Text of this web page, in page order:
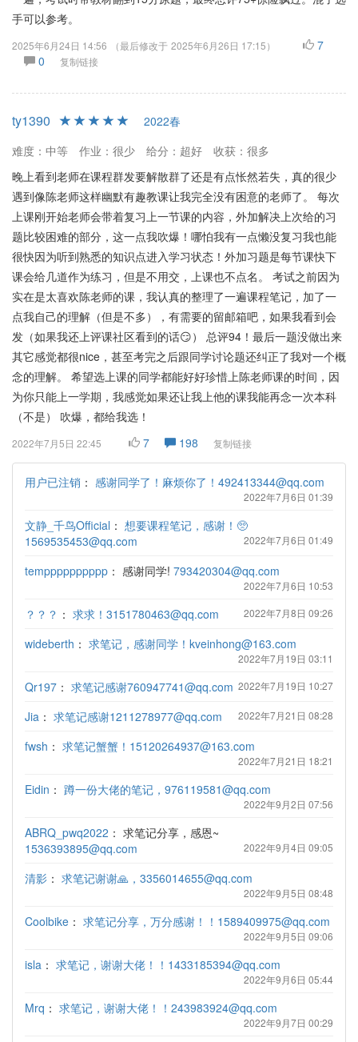
手可以参考。
2025年6月24日 14:56 （最后修改于 2025年6月26日 17:15）
7
0
复制链接
ty1390
2022春
难度：中等
作业：很少 给分：超好
收获：很多
晚上看到老师在课程群发要解散群了还是有点怅然若失，真的很少
遇到像陈老师这样幽默有趣教课让我完全没有困意的老师了。 每次
上课刚开始老师会带着复习上一节课的内容，外加解决上次给的习
题比较困难的部分，这一点我吹爆！哪怕我有一点懒没复习我也能
很快因为听到熟悉的知识点进入学习状态！外加习题是每节课快下
课会给几道作为练习，但是不用交，上课也不点名。 考试之前因为
实在是太喜欢陈老师的课，我认真的整理了一遍课程笔记，加了一
点我自己的理解（但是不多），有需要的留邮箱吧，如果我看到会
发（如果我还上评课社区看到的话😏） 总评94！最后一题没做出来
其它感觉都很nice，甚至考完之后跟同学讨论题还纠正了我对一个概
念的理解。 希望选上课的同学都能好好珍惜上陈老师课的时间，因
为你只能上一学期，我感觉如果还让我上他的课我能再念一次本科
（不是） 吹爆，都给我选！
2022年7月5日 22:45 7 198 复制链接
用户已注销 ： 感谢同学了！麻烦你了！492413344@qq.com
2022年7月6日 01:39
文静_千鸟Official ： 想要课程笔记，感谢！🥺
1569535453@qq.com
2022年7月6日 01:49
tempppppppppp ： 感谢同学! 793420304@qq.com
2022年7月6日 10:53
？？？ ： 求求！3151780463@qq.com 2022年7月8日 09:26
wideberth ： 求笔记，感谢同学！kveinhong@163.com
2022年7月19日 03:11
Qr197 ： 求笔记感谢760947741@qq.com 2022年7月19日 10:27
Jia ： 求笔记感谢1211278977@qq.com 2022年7月21日 08:28
fwsh ： 求笔记蟹蟹！15120264937@163.com
2022年7月21日 18:21
Eidin ： 蹲一份大佬的笔记，976119581@qq.com
2022年9月2日 07:56
ABRQ_pwq2022 ： 求笔记分享，感恩~
1536393895@qq.com
2022年9月4日 09:05
清影 ： 求笔记谢谢🙏，3356014655@qq.com
2022年9月5日 08:48
Coolbike ： 求笔记分享，万分感谢！！1589409975@qq.com
2022年9月5日 09:06
isla ： 求笔记，谢谢大佬！！1433185394@qq.com
2022年9月6日 05:44
Mrq ： 求笔记，谢谢大佬！！243983924@qq.com
2022年9月7日 00:29